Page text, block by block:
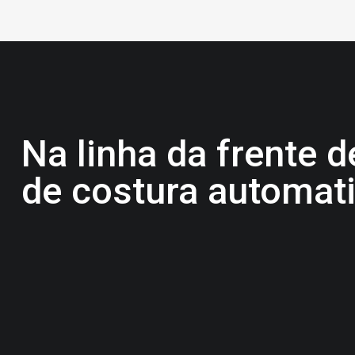
Na linha da frente
de costura